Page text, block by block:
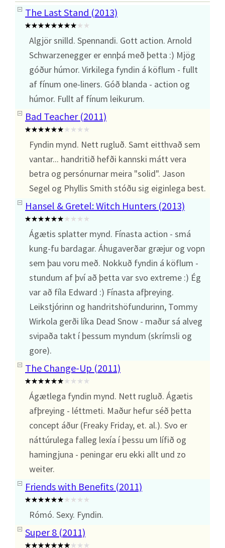
The Last Stand (2013)
Algjör snilld. Spennandi. Gott action. Arnold
Schwarzenegger er ennþá með þetta :) Mjög
góður húmor. Virkilega fyndin á köflum - fullt
af fínum one-liners. Góð blanda - action og
húmor. Fullt af fínum leikurum.
Bad Teacher (2011)
Fyndin mynd. Nett rugluð. Samt eitthvað sem
vantar... handritið hefði kannski mátt vera
betra og persónurnar meira "solid". Jason
Segel og Phyllis Smith stóðu sig eiginlega best.
Hansel & Gretel: Witch Hunters (2013)
Ágætis splatter mynd. Fínasta action - smá
kung-fu bardagar. Áhugaverðar græjur og vopn
sem þau voru með. Nokkuð fyndin á köflum -
stundum af því að þetta var svo extreme :) Ég
var að fíla Edward :) Fínasta afþreying.
Leikstjórinn og handritshöfundurinn, Tommy
Wirkola gerði líka Dead Snow - maður sá alveg
svipaða takt í þessum myndum (skrímsli og
gore).
The Change-Up (2011)
Ágætlega fyndin mynd. Nett rugluð. Ágætis
afþreying - léttmeti. Maður hefur séð þetta
concept áður (Freaky Friday, et. al.). Svo er
náttúrulega falleg lexía í þessu um lífið og
hamingjuna - peningar eru ekki allt und zo
weiter.
Friends with Benefits (2011)
Rómó. Sexy. Fyndin.
Super 8 (2011)